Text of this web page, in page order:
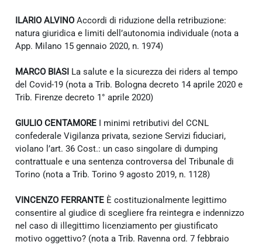
ILARIO ALVINO Accordi di riduzione della retribuzione:
natura giuridica e limiti dell’autonomia individuale (nota a
App. Milano 15 gennaio 2020, n. 1974)
MARCO BIASI La salute e la sicurezza dei riders al tempo
del Covid-19 (nota a Trib. Bologna decreto 14 aprile 2020 e
Trib. Firenze decreto 1° aprile 2020)
GIULIO CENTAMORE I minimi retributivi del CCNL
confederale Vigilanza privata, sezione Servizi fiduciari,
violano l’art. 36 Cost.: un caso singolare di dumping
contrattuale e una sentenza controversa del Tribunale di
Torino (nota a Trib. Torino 9 agosto 2019, n. 1128)
VINCENZO FERRANTE È costituzionalmente legittimo
consentire al giudice di scegliere fra reintegra e indennizzo
nel caso di illegittimo licenziamento per giustificato
motivo oggettivo? (nota a Trib. Ravenna ord. 7 febbraio